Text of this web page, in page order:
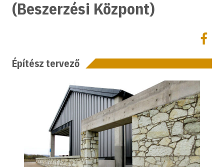
(Beszerzési Központ)
Építész tervező